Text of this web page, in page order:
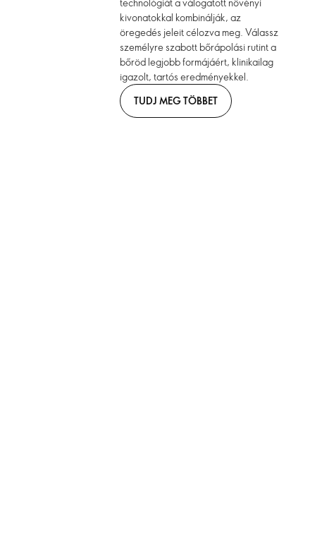
kivonatokkal kombinálják, az
öregedés jeleit célozva meg. Válassz
személyre szabott bőrápolási rutint a
bőröd legjobb formájáért, klinikailag
igazolt, tartós eredményekkel.
TUDJ MEG TÖBBET